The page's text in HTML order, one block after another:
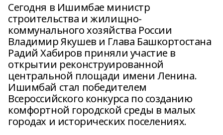
Сегодня в Ишимбае министр
строительства и жилищно-
коммунального хозяйства России
Владимир Якушев и Глава Башкортостана
Радий Хабиров приняли участие в
открытии реконструированной
центральной площади имени Ленина.
Ишимбай стал победителем
Всероссийского конкурса по созданию
комфортной городской среды в малых
городах и исторических поселениях.